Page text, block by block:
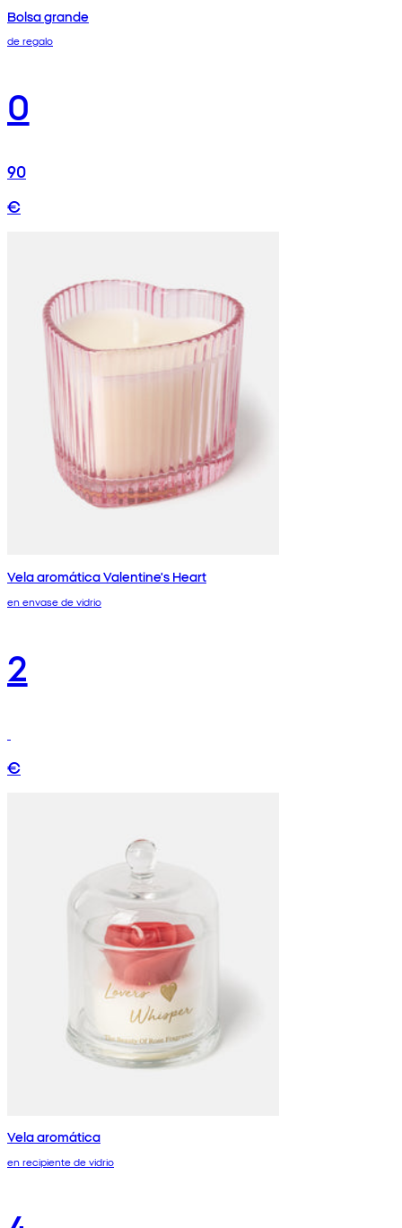
Bolsa grande
de regalo
0
90
€
Vela aromática Valentine's Heart
en envase de vidrio
2
€
Vela aromática
en recipiente de vidrio